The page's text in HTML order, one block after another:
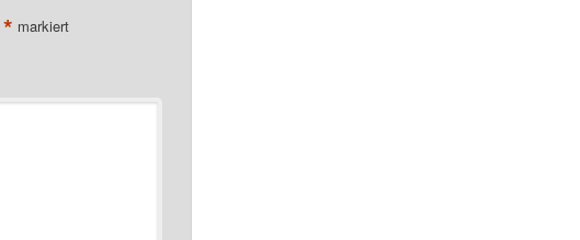
* markiert